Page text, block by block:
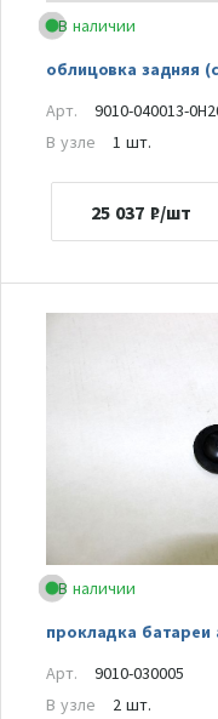
В наличии
облицовка задняя
Арт.
9010-040013-
В узле
1 шт.
25 037 ₽/шт
В наличии
прокладка батареи
Арт.
9010-030005
В узле
2 шт.